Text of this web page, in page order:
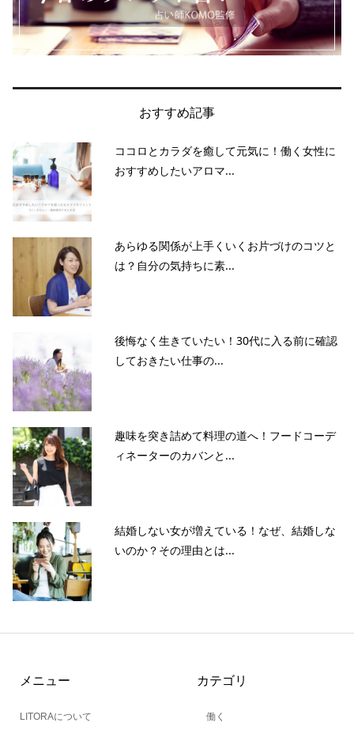
おすすめ記事
ココロとカラダを癒して元気に！働く女性に
おすすめしたいアロマ...
あらゆる関係が上手くいくお片づけのコツと
は？自分の気持ちに素...
後悔なく生きていたい！30代に入る前に確認
しておきたい仕事の...
趣味を突き詰めて料理の道へ！フードコーデ
ィネーターのカバンと...
結婚しない女が増えている！なぜ、結婚しな
いのか？その理由とは...
メニュー
LITORAについて
カテゴリ
働く